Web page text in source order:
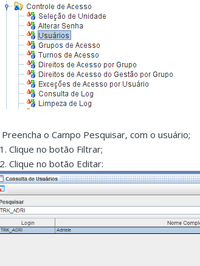
Preencha o Campo Pesquisar, com o usuário;
Clique no botão Filtrar;
Clique no botão Editar: